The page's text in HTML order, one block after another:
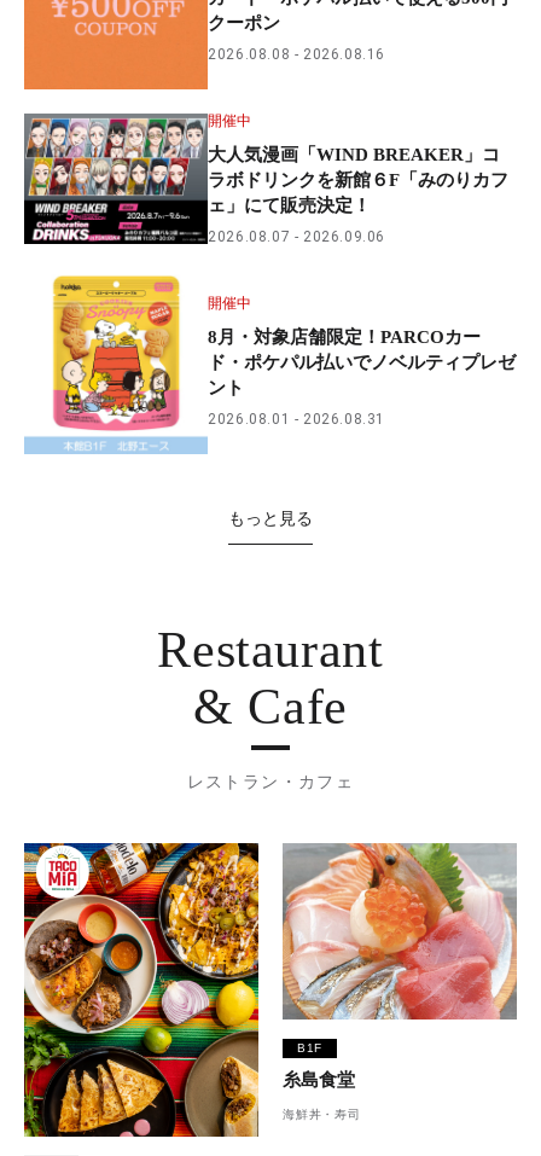
クーポン
2026.08.08 2026.08.16
開催中
大人気漫画「WIND BREAKER」コ
ラボドリンクを新館６F「みのりカフ
ェ」にて販売決定！
2026.08.07 2026.09.06
開催中
8月・対象店舗限定！PARCOカー
ド・ポケパル払いでノベルティプレゼ
ント
2026.08.01 2026.08.31
もっと見る
Restaurant
& Cafe
レストラン・カフェ
B1F
糸島食堂
海鮮丼・寿司